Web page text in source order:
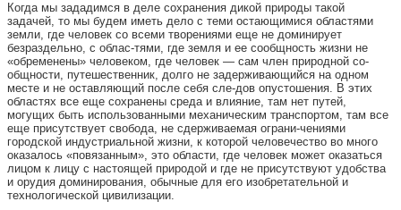
Когда мы зададимся в деле сохранения дикой природы такой
задачей, то мы будем иметь дело с теми остающимися областями
земли, где человек со всеми творениями еще не доминирует
безраздельно, с облас-тями, где земля и ее сообщность жизни не
«обременены» человеком, где человек — сам член природной со-
общности, путешественник, долго не задерживающийся на одном
месте и не оставляющий после себя сле-дов опустошения. В этих
областях все еще сохранены среда и влияние, там нет путей,
могущих быть использованными механическим транспортом, там все
еще присутствует свобода, не сдерживаемая ограни-чениями
городской индустриальной жизни, к которой человечество во много
оказалось «повязанным», это области, где человек может оказаться
лицом к лицу с настоящей природой и где не присутствуют удобства
и орудия доминирования, обычные для его изобретательной и
технологической цивилизации.